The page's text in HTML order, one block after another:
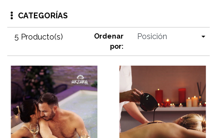
CATEGORÍAS
5 Producto(s)
Ordenar
por: